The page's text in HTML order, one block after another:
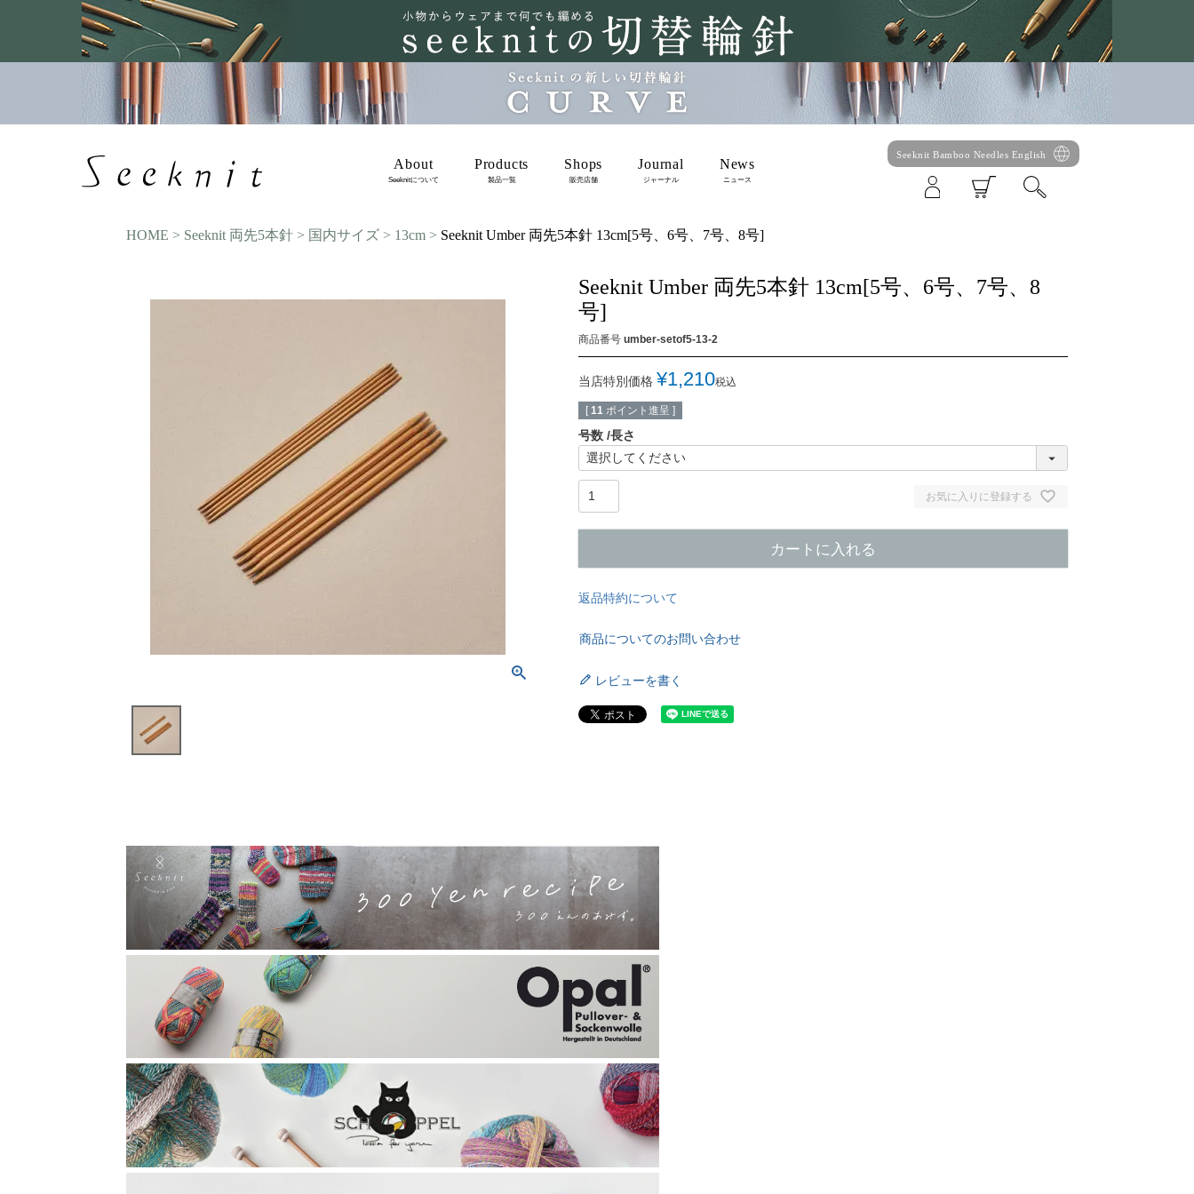
About
Seeknitについて
Products
製品一覧
Shops
販売店舗
Journal
ジャーナル
News
ニュース
Seeknit Bamboo Needles English
HOME Seeknit 両先5本針 国内サイズ 13cm Seeknit Umber 両先5本針 13cm[5号、6号、7号、8号]
Seeknit Umber 両先5本針 13cm[5号、6号、7号、8
号]
商品番号 umber-setof5-13-2
当店特別価格 ¥1,210税込
[ 11 ポイント進呈 ]
号数 長さ
お気に入りに登録する
カートに入れる
返品特約について
商品についてのお問い合わせ
レビューを書く